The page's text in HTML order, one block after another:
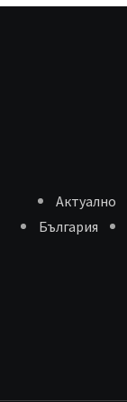
Aктуално
България